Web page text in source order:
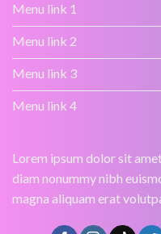
Menu link 1
Menu link 2
Menu link 3
Menu link 4
Lorem ipsum dolor sit
diam nonummy nibh
magna aliquam erat